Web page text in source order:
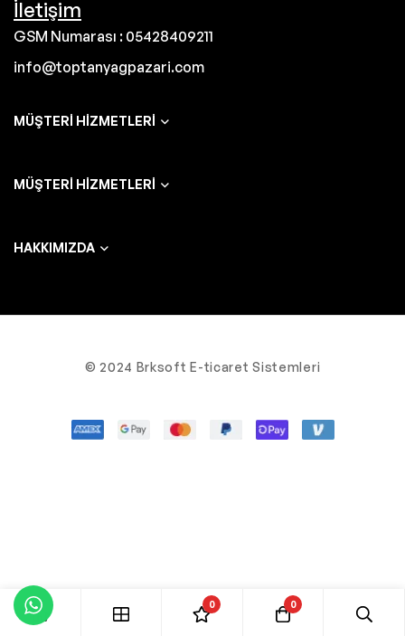
İletişim
GSM Numarası : 05428409211
info@toptanyagpazari.com
MÜŞTERI HIZMETLERI
MÜŞTERI HIZMETLERI
HAKKIMIZDA
© 2024 Brksoft E-ticaret Sistemleri
0 0